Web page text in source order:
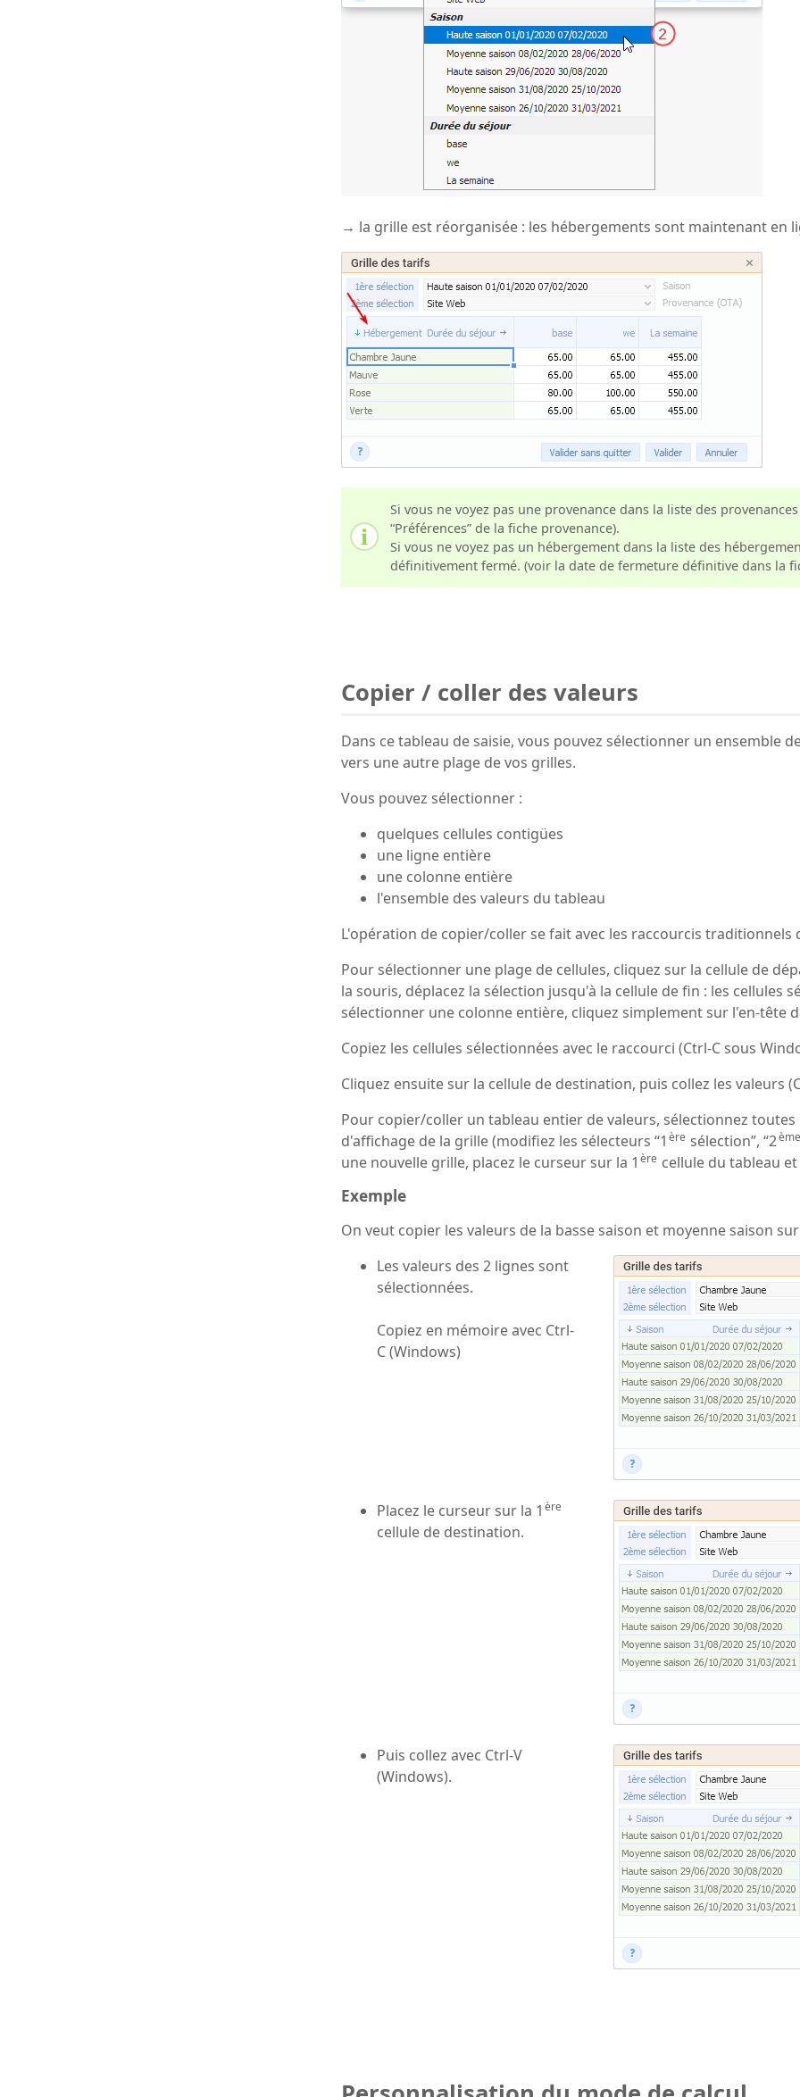
→ la grille est réorganisée : les hébergements sont maintenant en
Si vous ne voyez pas une provenance dans la liste des
“Préférences” de la fiche provenance).
Si vous ne voyez pas un hébergement dans la liste des
définitivement fermé. (voir la date de fermeture définitive dans la
Copier / coller des valeurs
Dans ce tableau de saisie, vous pouvez sélectionner un ensemble
vers une autre plage de vos grilles.
Vous pouvez sélectionner :
quelques cellules contigües
une ligne entière
une colonne entière
l'ensemble des valeurs du tableau
L'opération de copier/coller se fait avec les raccourcis traditionnels
Pour sélectionner une plage de cellules, cliquez sur la cellule de
la souris, déplacez la sélection jusqu'à la cellule de fin : les cellules
sélectionner une colonne entière, cliquez simplement sur l'en-tête
Copiez les cellules sélectionnées avec le raccourci (Ctrl-C sous
Cliquez ensuite sur la cellule de destination, puis collez les valeurs
Pour copier/coller un tableau entier de valeurs, sélectionnez
d'affichage de la grille (modifiez les sélecteurs “1 ère sélection”, “2ème
une nouvelle grille, placez le curseur sur la 1 ère cellule du tableau
Exemple
On veut copier les valeurs de la basse saison et moyenne saison
Les valeurs des 2 lignes sont
sélectionnées.
Copiez en mémoire avec Ctrl-
C (Windows)
Placez le curseur sur la 1 ère
cellule de destination.
Puis collez avec Ctrl-V
(Windows).